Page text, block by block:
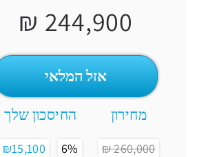
244,900 ₪
אזל המלאי
מחירון
260,000 ₪
החיסכון שלך
6%
₪15,100